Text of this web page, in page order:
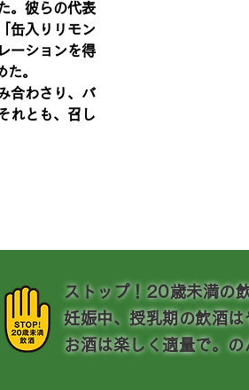
。彼らの代表
缶入りリモン
ーションを得
。
合わさり、バ
れとも、召し
ストップ！20歳未満の
妊娠中、授乳期の飲酒は
お酒は楽しく適量で。の